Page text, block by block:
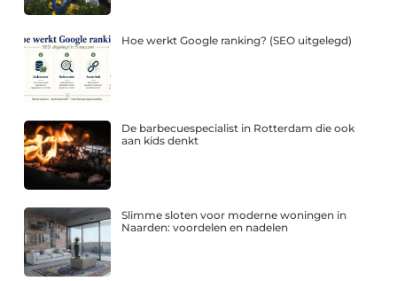
Hoe werkt Google ranking? (SEO uitgelegd)
De barbecuespecialist in Rotterdam die ook
aan kids denkt
Slimme sloten voor moderne woningen in
Naarden: voordelen en nadelen